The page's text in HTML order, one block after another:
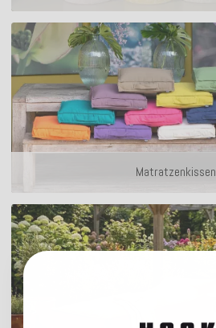
Matratzenkissen